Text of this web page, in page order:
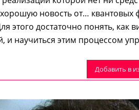
новость от… квантовых
этого достаточно понять, как
научиться этим процессом
Добавить в